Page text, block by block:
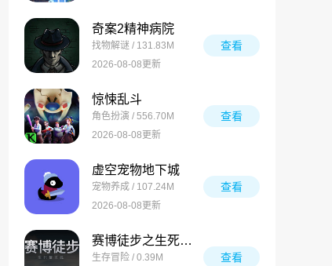
奇案2精神病院
找物解谜 / 131.83M
2026-08-08更新
查看
惊悚乱斗
角色扮演 / 556.70M
2026-08-08更新
查看
虚空宠物地下城
宠物养成 / 107.24M
2026-08-08更新
查看
赛博徒步之生死鳌太线
生存冒险 / 0.39M
查看